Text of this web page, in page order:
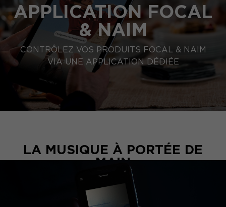
APPLICATION FOCAL
& NAIM
CONTRÔLEZ VOS PRODUITS FOCAL & NAIM
VIA UNE APPLICATION DÉDIÉE
LA MUSIQUE À PORTÉE DE
MAIN